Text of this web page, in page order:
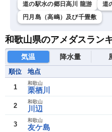
道の駅水の郷日高川 龍游
道
円月島（高嶋）及び千畳敷
和歌山県のアメダスラン
気温 降水量
順位 地点
1 栗栖川
和歌山
2 川辺
和歌山
3 友ケ島
和歌山